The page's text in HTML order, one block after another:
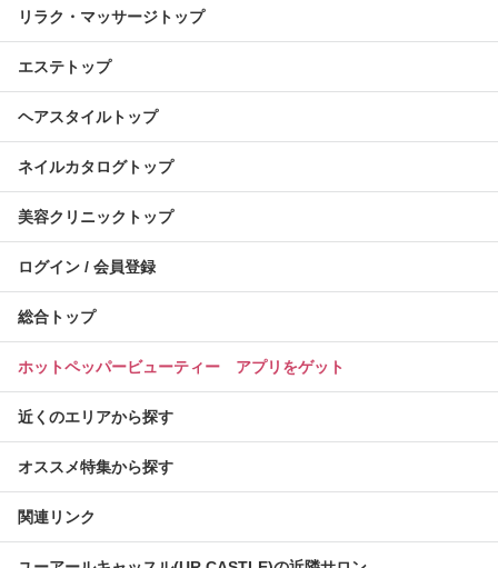
リラク・マッサージトップ
エステトップ
ヘアスタイルトップ
ネイルカタログトップ
美容クリニックトップ
ログイン / 会員登録
総合トップ
ホットペッパービューティー アプリをゲット
近くのエリアから探す
オススメ特集から探す
関連リンク